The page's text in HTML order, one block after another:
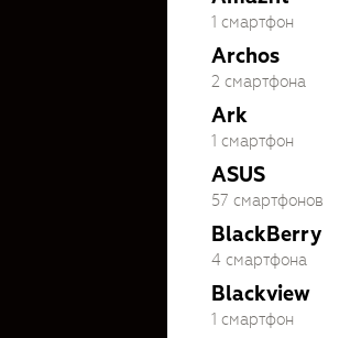
1 смартфон
Archos
2 смартфона
Ark
1 смартфон
ASUS
57 смартфонов
BlackBerry
4 смартфона
Blackview
1 смартфон